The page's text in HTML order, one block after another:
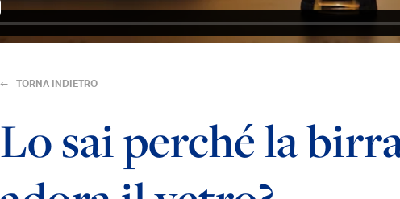
TORNA INDIETRO
Lo sai perché la